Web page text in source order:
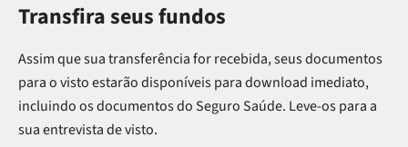
Transfira seus fundos
Assim que sua transferência for recebida, seus documentos
para o visto estarão disponíveis para download imediato,
incluindo os documentos do Seguro Saúde. Leve-os para a
sua entrevista de visto.